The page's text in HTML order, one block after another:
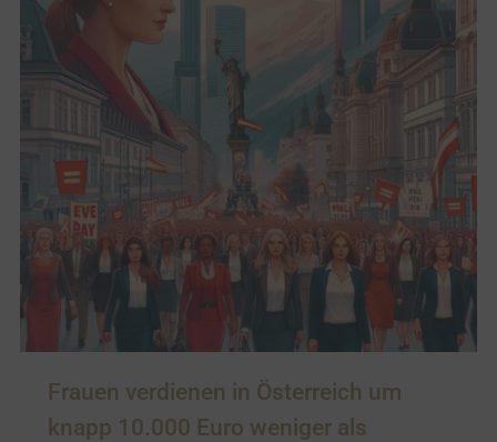
Frauen verdienen in Österreich um
knapp 10.000 Euro weniger als